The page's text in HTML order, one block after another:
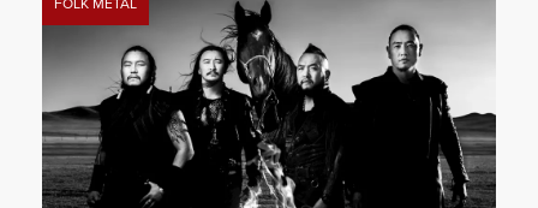
FOLK METAL